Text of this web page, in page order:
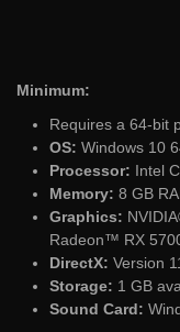
Minimum:
Requires a 64-bit
OS: Windows 10
Processor: Intel
Memory: 8 GB
Graphics:
Radeon™ RX
DirectX: Version
Storage: 1 GB
Sound Card: